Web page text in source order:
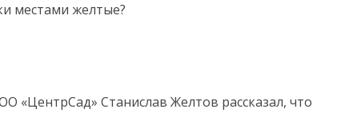
местами желтые?
«Центр­Сад» Станислав Желтов рассказал, что